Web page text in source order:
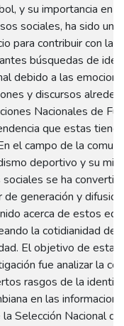
y su importancia en
sociales, ha sido un
para contribuir con las
búsquedas de
debido a las
y discursos
Nacionales de
que estas
el campo de la
deportivo y su
se ha
de generación y
acerca de estos
la cotidianidad de
El objetivo de esta
fue analizar la
rasgos de la
en las
Selección Nacional